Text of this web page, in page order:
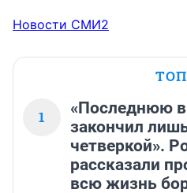
Новости СМИ2
1
«Последнюю
закончил
четверкой».
рассказали
всю жизнь